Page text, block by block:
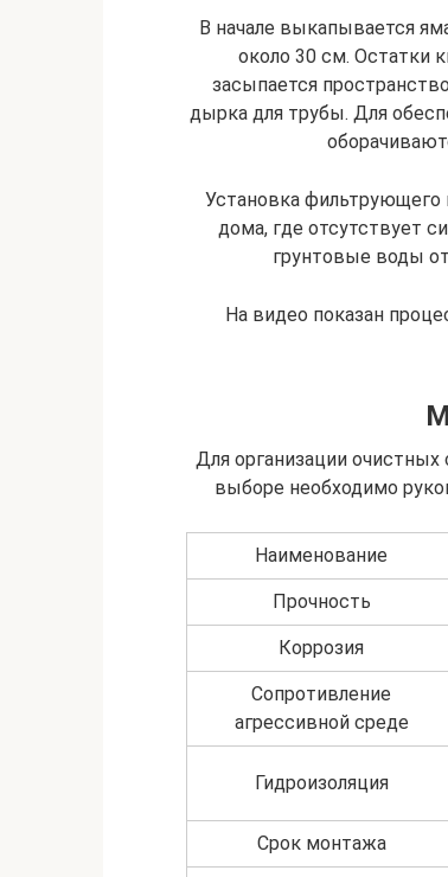
В начале выкапывается
около 30 см. Остатки
засыпается
дырка для трубы. Для
Установка фильтрующего
дома, где отсутствует
грунтовые воды
На видео показан
Для организации
выборе необходимо
Наименование
Прочность
Коррозия
Сопротивление
агрессивной среде
Гидроизоляция
Срок монтажа